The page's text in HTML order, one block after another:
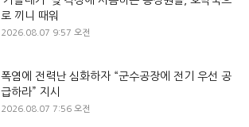
로 끼니 때워
2026.08.07 9:57 오전
폭염에 전력난 심화하자 “군수공장에 전기 우선 공
급하라” 지시
2026.08.07 7:56 오전